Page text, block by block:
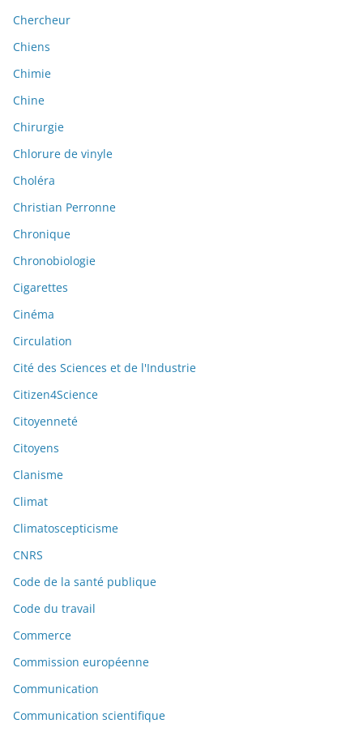
Chercheur
Chiens
Chimie
Chine
Chirurgie
Chlorure de vinyle
Choléra
Christian Perronne
Chronique
Chronobiologie
Cigarettes
Cinéma
Circulation
Cité des Sciences et de l'Industrie
Citizen4Science
Citoyenneté
Citoyens
Clanisme
Climat
Climatoscepticisme
CNRS
Code de la santé publique
Code du travail
Commerce
Commission européenne
Communication
Communication scientifique